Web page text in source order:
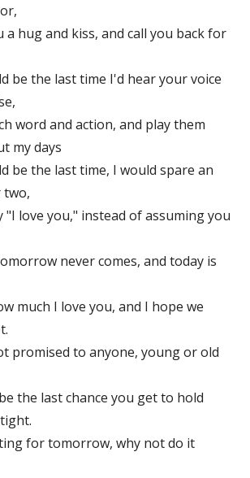
a hug and kiss, and call you back for
be the last time I'd hear your voice
word and action, and play them
my days
be the last time, I would spare an
two,
"I love you," instead of assuming you
never comes, and today is
much I love you, and I hope we
promised to anyone, young or old
the last chance you get to hold
for tomorrow, why not do it